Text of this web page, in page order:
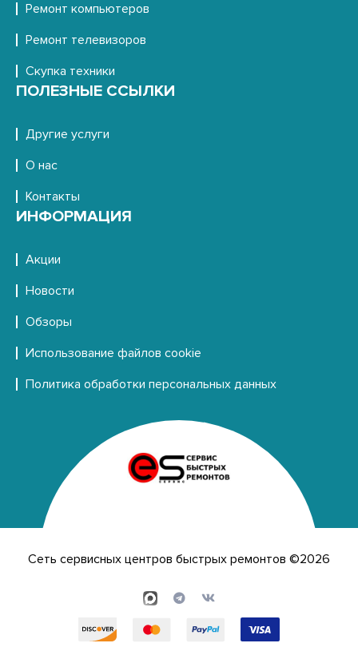
Ремонт компьютеров
Ремонт телевизоров
Скупка техники
ПОЛЕЗНЫЕ ССЫЛКИ
Другие услуги
О нас
Контакты
ИНФОРМАЦИЯ
Акции
Новости
Обзоры
Использование файлов cookie
Политика обработки персональных данных
Сеть сервисных центров быстрых ремонтов ©2026